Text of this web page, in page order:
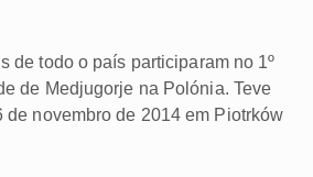
de todo o país participaram no 1º
de Medjugorje na Polónia. Teve
de novembro de 2014 em Piotrków